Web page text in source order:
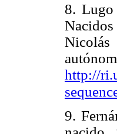
8. Lugo
Nicolás
http://
9.